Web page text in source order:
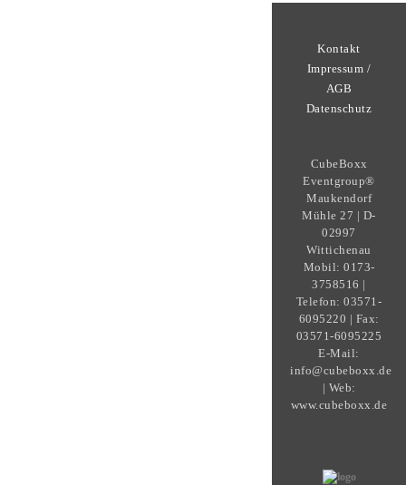
Kontakt
Impressum /
AGB
Datenschutz
CubeBoxx
Eventgroup®
Maukendorf
Mühle 27 | D-
02997
Wittichenau
Mobil: 0173-
3758516 |
Telefon: 03571-
6095220 | Fax:
03571-6095225
E-Mail:
info@cubeboxx.de
| Web:
www.cubeboxx.de